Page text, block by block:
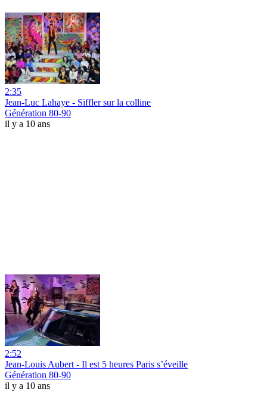
2:35
Jean-Luc Lahaye - Siffler sur la colline
Génération 80-90
il y a 10 ans
2:52
Jean-Louis Aubert - Il est 5 heures Paris s’éveille
Génération 80-90
il y a 10 ans